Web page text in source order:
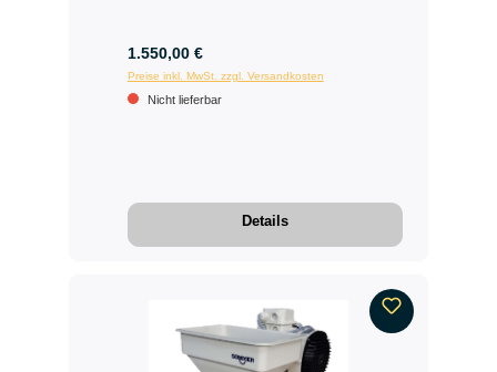
1.550,00 €
Preise inkl. MwSt. zzgl. Versandkosten
Nicht lieferbar
Details